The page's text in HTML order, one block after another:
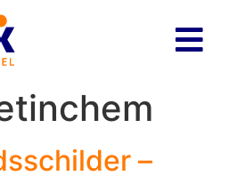
–